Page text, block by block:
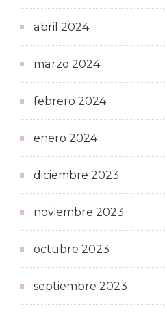
abril 2024
marzo 2024
febrero 2024
enero 2024
diciembre 2023
noviembre 2023
octubre 2023
septiembre 2023